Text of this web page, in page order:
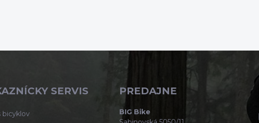
SERVIS
bicyklov
PREDAJNE
BIG Bike